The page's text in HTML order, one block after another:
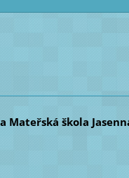
Mateřská škola